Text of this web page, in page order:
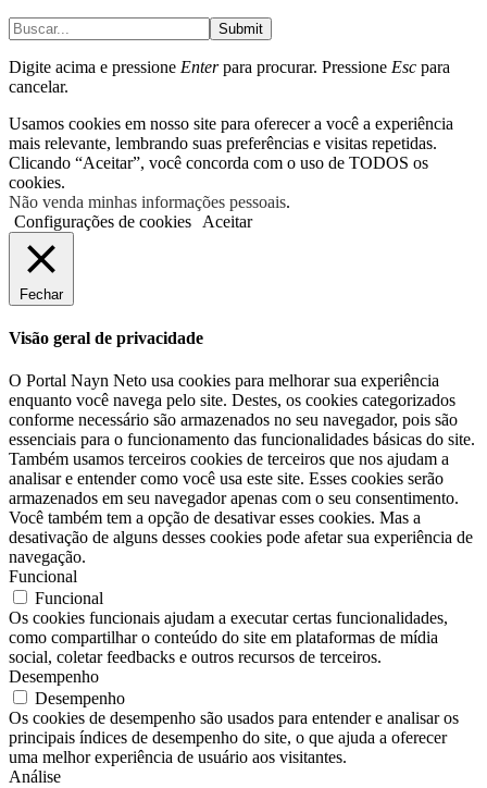
Submit
Digite acima e pressione Enterpara procurar. Pressione Esc para
cancelar.
Usamos cookies em nosso site para oferecer a você a experiência
mais relevante, lembrando suas preferências e visitas repetidas.
Clicando “Aceitar”, você concorda com o uso de TODOS os
cookies.
Não venda minhas informações pessoais.
Configurações de cookies
Aceitar
Fechar
Visão geral de privacidade
O Portal Nayn Neto usa cookies para melhorar sua experiência
enquanto você navega pelo site. Destes, os cookies categorizados
conforme necessário são armazenados no seu navegador, pois são
essenciais para o funcionamento das funcionalidades básicas do site.
Também usamos terceiros cookies de terceiros que nos ajudam a
analisar e entender como você usa este site. Esses cookies serão
armazenados em seu navegador apenas com o seu consentimento.
Você também tem a opção de desativar esses cookies. Mas a
desativação de alguns desses cookies pode afetar sua experiência de
navegação.
Funcional
Funcional
Os cookies funcionais ajudam a executar certas funcionalidades,
como compartilhar o conteúdo do site em plataformas de mídia
social, coletar feedbacks e outros recursos de terceiros.
Desempenho
Desempenho
Os cookies de desempenho são usados ​​para entender e analisar os
principais índices de desempenho do site, o que ajuda a oferecer
uma melhor experiência de usuário aos visitantes.
Análise